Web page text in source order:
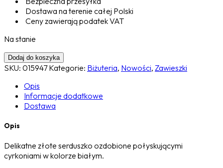
Dostawa na terenie całej Polski
Ceny zawierają podatek VAT
Na stanie
Dodaj do koszyka
SKU: 015947 Kategorie: Biżuteria, Nowości, Zawieszki
Opis
Informacje dodatkowe
Dostawa
Opis
Delikatne złote serduszko ozdobione połyskującymi
cyrkoniami w kolorze białym.